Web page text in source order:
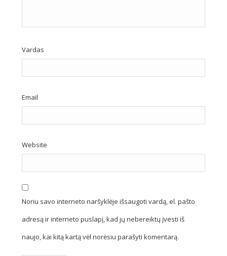
Vardas
Email
Website
Noriu savo interneto naršyklėje išsaugoti vardą, el. pašto
adresą ir interneto puslapį, kad jų nebereiktų įvesti iš
naujo, kai kitą kartą vėl norėsiu parašyti komentarą.